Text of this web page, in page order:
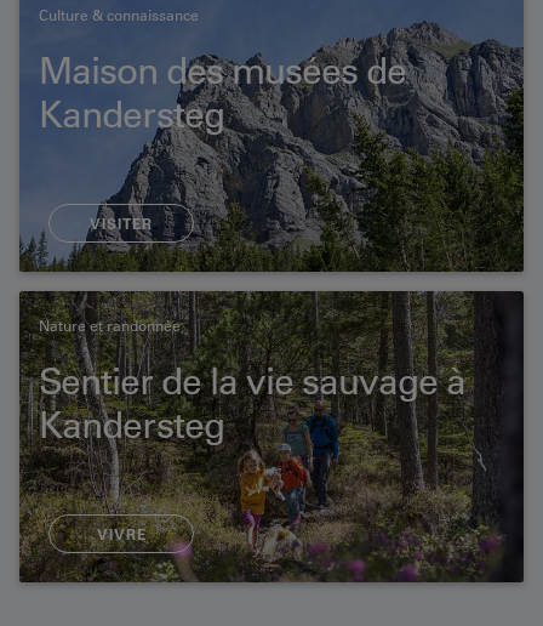
Culture & connaissance
Maison des musées de
Kandersteg
VISITER
Nature et randonnée
Sentier de la vie sauvage à
Kandersteg
VIVRE